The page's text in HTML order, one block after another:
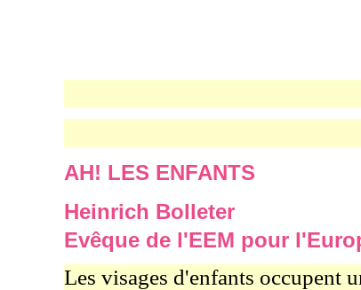
AH! LES ENFANTS
Heinrich Bolleter
Evêque de l'EEM pour
Les visages d'enfants occupent